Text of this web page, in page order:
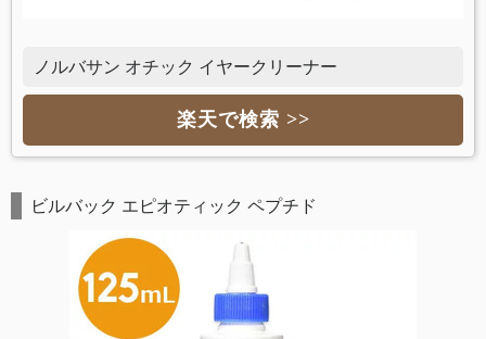
ノルバサン オチック イヤークリーナー
楽天で検索 >>
ビルバック エピオティック ペプチド